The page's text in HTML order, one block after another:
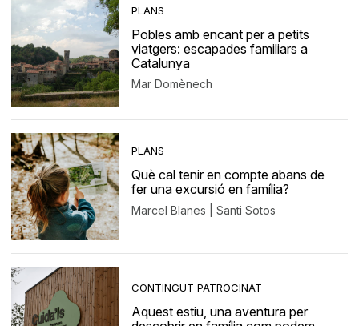
PLANS
Pobles amb encant per a petits
viatgers: escapades familiars a
Catalunya
Mar Domènech
PLANS
Què cal tenir en compte abans de
fer una excursió en família?
Marcel Blanes | Santi Sotos
CONTINGUT PATROCINAT
Aquest estiu, una aventura per